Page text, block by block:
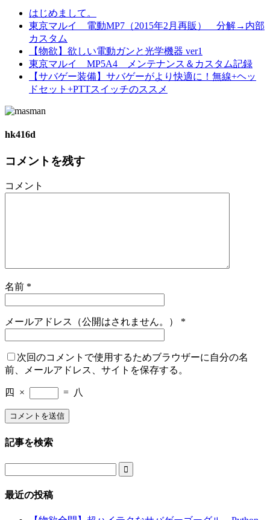
はじめまして。
東京マルイ 電動MP7（2015年2月再販） 分解→内部
カスタム
【物欲】欲しい電動ガンと光学機器 ver1
東京マルイ MP5A4 メンテナンス＆カスタム記録
【サバゲー装備】サバゲーがより快適に！無線+ヘッ
ドセット+PTTスイッチのススメ
hk416d
コメントを残す
コメント
名前 *
メールアドレス（公開はされません。） *
次回のコメントで使用するためブラウザーに自分の名
前、メールアドレス、サイトを保存する。
四 × = 八
記事を検索

最近の投稿